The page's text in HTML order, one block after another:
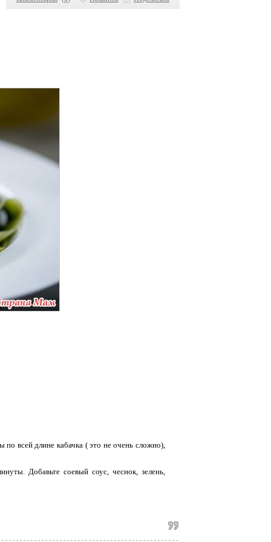
всей длине кабачка ( это не очень сложно),
Добавьте соевый соус, чеснок, зелень,